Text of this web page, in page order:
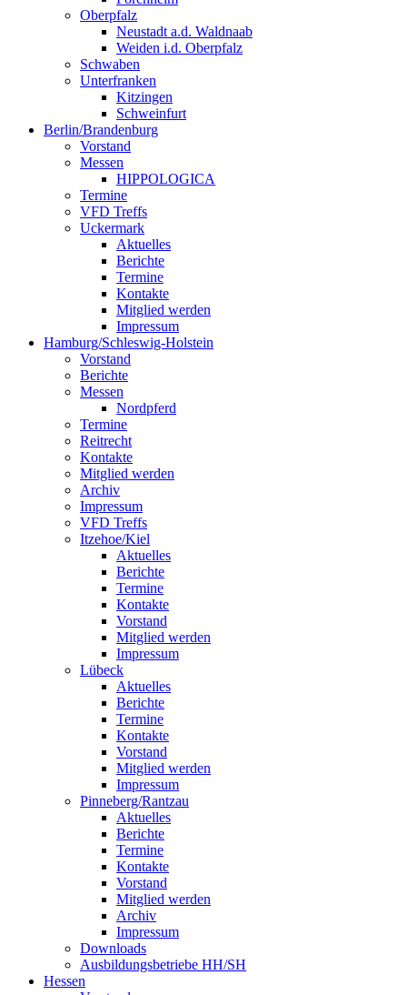
Oberpfalz
Neustadt a.d. Waldnaab
Weiden i.d. Oberpfalz
Schwaben
Unterfranken
Kitzingen
Schweinfurt
Berlin/Brandenburg
Vorstand
Messen
HIPPOLOGICA
Termine
VFD Treffs
Uckermark
Aktuelles
Berichte
Termine
Kontakte
Mitglied werden
Impressum
Hamburg/Schleswig-Holstein
Vorstand
Berichte
Messen
Nordpferd
Termine
Reitrecht
Kontakte
Mitglied werden
Archiv
Impressum
VFD Treffs
Itzehoe/Kiel
Aktuelles
Berichte
Termine
Kontakte
Vorstand
Mitglied werden
Impressum
Lübeck
Aktuelles
Berichte
Termine
Kontakte
Vorstand
Mitglied werden
Impressum
Pinneberg/Rantzau
Aktuelles
Berichte
Termine
Kontakte
Vorstand
Mitglied werden
Archiv
Impressum
Downloads
Ausbildungsbetriebe HH/SH
Hessen